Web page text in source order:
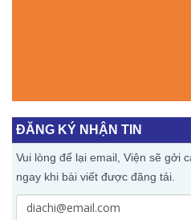
ĐĂNG KÝ NHẬN TIN
Vui lòng để lại email, Viện sẽ gởi
ngay khi bài viết được đăng tải.